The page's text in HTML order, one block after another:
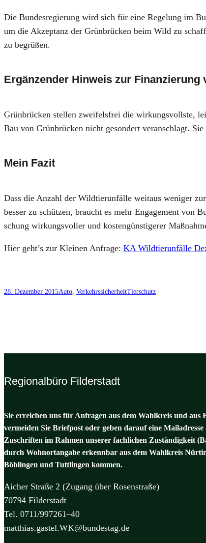
Die Bun­des­re­gie­rung wird sich für eine Rege­lung im
um die Akzep­tanz der Grün­brü­cken beim Wild zu
zu begrü­ßen.
Ergänzender Hinweis zur Finanzierung
Grün­brü­cken stel­len zwei­fels­frei die wir­kungs­volls­te,
Bau von Grün­brü­cken nicht geson­dert ver­an­schlagt.
Mein Fazit
Dass die Anzahl der Wild­tier­un­fäl­le weit­aus weni­ger
bes­ser zu schüt­zen, braucht es mehr Enga­ge­ment
schung wir­kungs­vol­ler und kos­ten­güns­ti­ge­rer
Hier geht’s zur Klei­nen Anfra­ge: KA Wild­tier­un­fäl­le
28. Dezember 2015Auto, VerkehrssicherheitTierschutz
Regionalbüro Filderstadt
Sie erreichen uns für Anfragen aus dem Wahlkreis und
vermeiden Sie Briefpost oder geben darauf eine
Zuschriften im Rahmen unserer fachlichen Zuständigkeit
durch Wohnortangabe erkennbar aus dem Wahlkreis
Böblingen und Tuttlingen kommen.
Aicher Straße 2 (Zugang über Rosenstraße)
70794 Filderstadt
Tel. 0711/997261–40
matthias.gastel.WK@bundestag.de